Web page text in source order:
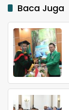
Baca Juga